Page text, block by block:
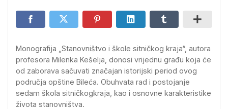
Monografija „Stanovništvo i škole sitničkog kraja“, autora
profesora Milenka Kešelja, donosi vrijednu građu koja će
od zaborava sačuvati značajan istorijski period ovog
područja opštine Bileća. Obuhvata rad i postojanje
sedam škola sitničkogkraja, kao i osnovne karakteristike
života stanovništva.